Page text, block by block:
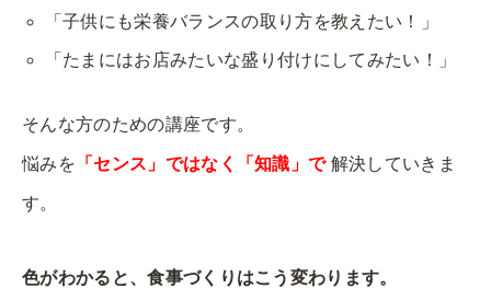
「子供にも栄養バランスの取り方を教えたい！」
「たまにはお店みたいな盛り付けにしてみたい！」
そんな方のための講座です。
悩みを 「センス」ではなく「知識」で 解決していきま
す。
色がわかると、食事づ​​くりはこう変わります。